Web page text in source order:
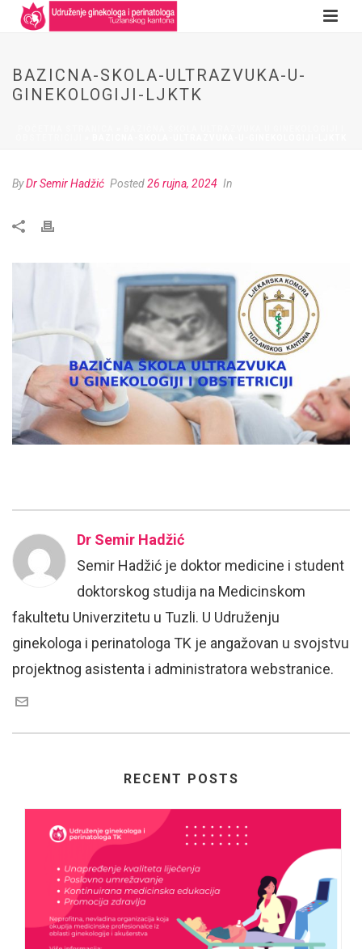
BAZICNA-SKOLA-ULTRAZVUKA-U-
GINEKOLOGIJI-LJKTK
ByDr Semir Hadžić Posted26 rujna, 2024 In
Dr Semir Hadžić
Semir Hadžić je doktor medicine i student
doktorskog studija na Medicinskom
fakultetu Univerzitetu u Tuzli. U Udruženju
ginekologa i perinatologa TK je angažovan u svojstvu
projektnog asistenta i administratora webstranice.
RECENT POSTS